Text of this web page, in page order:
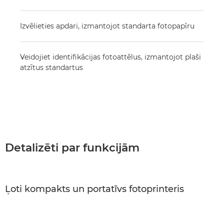
Izvēlieties apdari, izmantojot standarta fotopapīru
Veidojiet identifikācijas fotoattēlus, izmantojot plaši
atzītus standartus
Detalizēti par funkcijām
Ļoti kompakts un portatīvs fotoprinteris